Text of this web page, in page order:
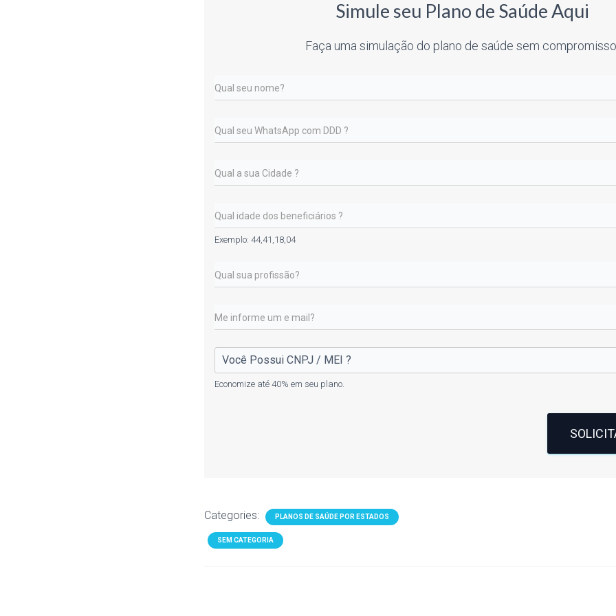
Simule seu Plano de Saúde Aqui
Faça uma simulação do plano de saúde sem
Exemplo: 44,41,18,04
Economize até 40% em seu plano.
Categories: PLANOS DE SAÚDE POR ESTADOS
SEM CATEGORIA